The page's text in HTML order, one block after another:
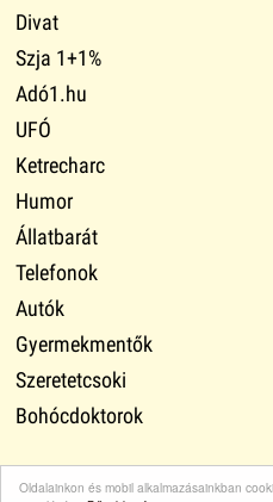
Oldalainkon és mobil alkalmazásainkban
Divat
Szja 1+1%
Adó1.hu
UFÓ
Ketrecharc
Humor
Állatbarát
Telefonok
Autók
Gyermekmentők
Szeretetcsoki
Bohócdoktorok